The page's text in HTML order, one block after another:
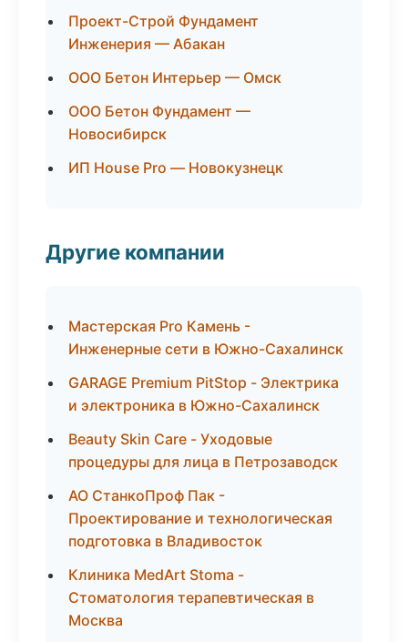
Проект-Строй Фундамент
Инженерия — Абакан
ООО Бетон Интерьер — Омск
ООО Бетон Фундамент —
Новосибирск
ИП House Pro — Новокузнецк
Другие компании
Мастерская Pro Камень -
Инженерные сети в Южно-Сахалинск
GARAGE Premium PitStop - Электрика
и электроника в Южно-Сахалинск
Beauty Skin Care - Уходовые
процедуры для лица в Петрозаводск
АО СтанкоПроф Пак -
Проектирование и технологическая
подготовка в Владивосток
Клиника MedArt Stoma -
Стоматология терапевтическая в
Москва